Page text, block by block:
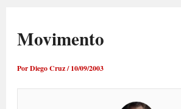
Movimento
PorDiego Cruz/10/09/2003